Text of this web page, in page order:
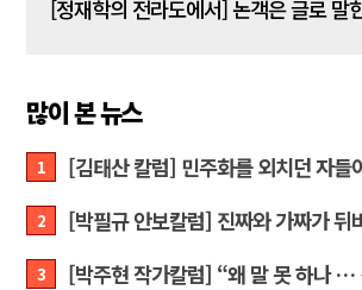
[정재학의 전라도에서] 논객은 글로 말
많이 본 뉴스
1
2
3